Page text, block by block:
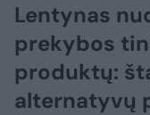
Lentynas
prekybos
produktų:
alternatyvų